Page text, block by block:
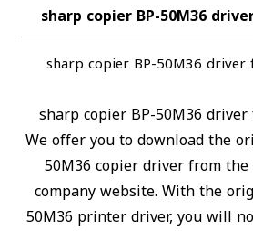
sharp copier BP-50M36
sharp copier BP-50M36 driver
sharp copier BP-50M36
We offer you to download the
50M36 copier driver from
company website. With the
50M36 printer driver, you will